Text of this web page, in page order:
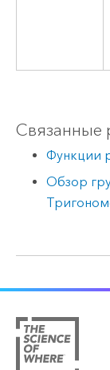
Связанные
Функции
Обзор